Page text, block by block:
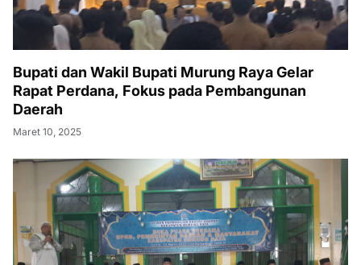
Bupati dan Wakil Bupati Murung Raya Gelar
Rapat Perdana, Fokus pada Pembangunan
Daerah
Maret 10, 2025